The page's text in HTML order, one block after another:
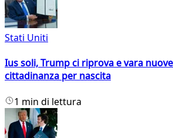
Stati Uniti
Ius soli, Trump ci riprova e vara
cittadinanza per nascita
1 min di lettura